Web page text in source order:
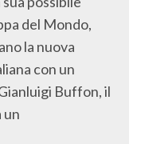
del Mondo,
la nuova
con un
Buffon, il
un